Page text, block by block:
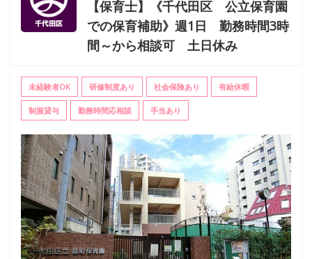
【保育士】《千代田区 公立保育園
での保育補助》週1日 勤務時間3時
間～から相談可 土日休み
未経験者OK 研修制度あり 社会保険あり 有給休暇
制服貸与 勤務時間応相談 手当あり